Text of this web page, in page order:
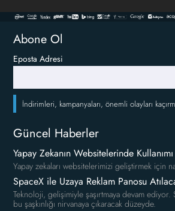
Abone Ol
Eposta Adresi
İndirimleri, kampanyaları, önemli olayları
Güncel Haberler
Yapay Zekanın Websitelerinde Kullanımı
Yapay zekaları websitelerimizi geliştirmek için
SpaceX ile Uzaya Reklam Panosu
Teknoloji, gelişimiyle şaşırtmaya devam
bu şaşkınlığı nirvanaya çıkaracak düzeyde.